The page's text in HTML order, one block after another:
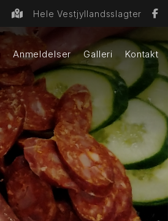
Hele Vestjyllandsslagter
Anmeldelser Galleri Kontakt